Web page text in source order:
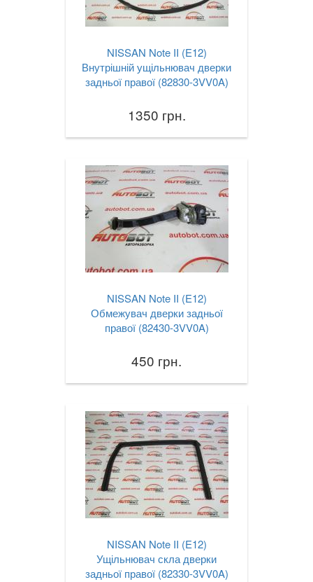
NISSAN Note II (E12)
Внутрішній ущільнювач дверки
задньої правої (82830-3VV0A)
1350 грн.
NISSAN Note II (E12)
Обмежувач дверки задньої
правої (82430-3VV0A)
450 грн.
NISSAN Note II (E12)
Ущільнювач скла дверки
задньої правої (82330-3VV0A)